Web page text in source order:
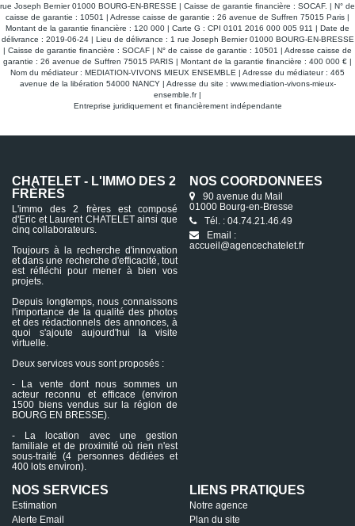
rue Joseph Bernier 01000 BOURG-EN-BRESSE | Caisse de garantie financière : SOCAF. | N° de
caisse de garantie : 10501 | Adresse caisse de garantie : 26 avenue de Suffren 75015 Paris |
Montant de la garantie financière : 120 000 | Carte G : CPI 0101 2016 000 005 911 | Date de
délivrance : 2019-06-24 | Lieu de délivrance : 1 rue Joseph Bernier 01000 BOURG-EN-BRESSE
| Caisse de garantie financière : SOCAF | N° de caisse de garantie : 10501 | Adresse caisse de
garantie : 26 avenue de Suffren 75015 PARIS | Montant de la garantie financière : 400 000 € |
Nom du médiateur : MEDIATION-VIVONS MIEUX ENSEMBLE | Adresse du médiateur : 465
avenue de la libération 54000 NANCY | Adresse du site : www.mediation-vivons-mieux-
ensemble.fr|
Entreprise juridiquement et financièrement indépendante
CHATELET - L'IMMO DES 2
FRÈRES
L'immo des 2 frères est composé
d'Eric et Laurent CHATELET ainsi que
cinq collaborateurs.
Toujours à la recherche d'innovation
et dans une recherche d'efficacité, tout
est réfléchi pour mener à bien vos
projets.
Depuis longtemps, nous connaissons
l'importance de la qualité des photos
et des rédactionnels des annonces, à
quoi s'ajoute aujourd'hui la visite
virtuelle.
Deux services vous sont proposés :
- La vente dont nous sommes un
acteur reconnu et efficace (environ
1500 biens vendus sur la région de
BOURG EN BRESSE).
- La location avec une gestion
familiale et de proximité où rien n'est
sous-traité (4 personnes dédiées et
400 lots environ).
NOS COORDONNÉES
90 avenue du Mail
01000 Bourg-en-Bresse
Tél. : 04.74.21.46.49
Email :
accueil@agencechatelet.fr
NOS SERVICES
Estimation
Alerte Email
LIENS PRATIQUES
Notre agence
Plan du site